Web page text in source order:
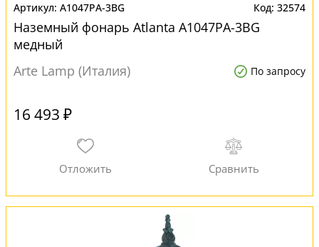
A1047PA-3BG 32574
Наземный фонарь Atlanta A1047PA-3BG
медный
Arte Lamp (Италия)
По запросу
16 493 ₽